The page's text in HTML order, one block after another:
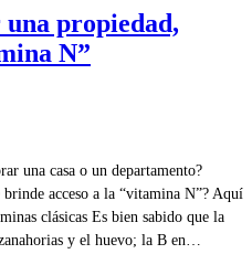
propiedad,
N”
una casa o un departamento?
acceso a la “vitamina N”? Aquí
clásicas Es bien sabido que la
y el huevo; la B en…